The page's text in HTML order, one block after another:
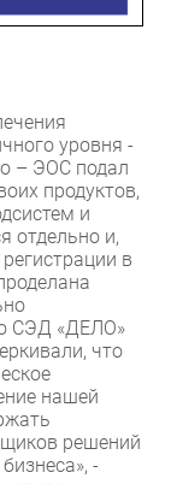
уровня -
– ЭОС подал
продуктов,
и
отдельно и,
в
СЭД «ДЕЛО»
что
нашей
решений
-